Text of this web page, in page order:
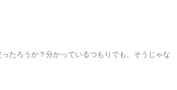
たろうか？分かっているつもりでも、そうじゃな